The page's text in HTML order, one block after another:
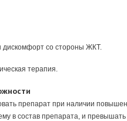
дискомфорт со стороны ЖКТ.
терапия.
препарат при наличии
в состав препарата, и превышать